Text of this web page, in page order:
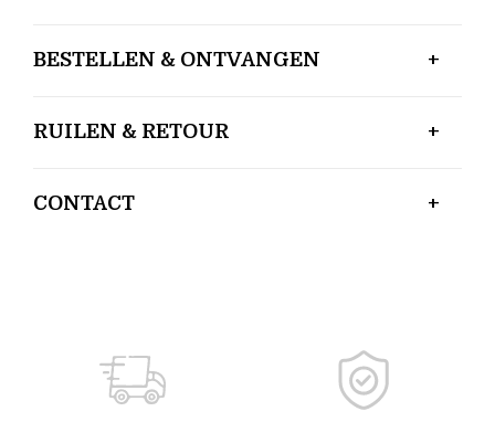
BESTELLEN & ONTVANGEN
RUILEN & RETOUR
CONTACT